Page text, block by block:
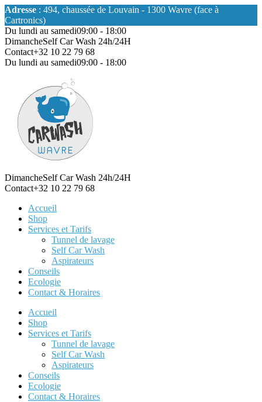
Adresse : 494, chaussée de Louvain - 1300 Wavre (face à
Cartronics)
Du lundi au samedi09:00 - 18:00
DimancheSelf Car Wash 24h/24H
Contact+32 10 22 79 68
Du lundi au samedi09:00 - 18:00
DimancheSelf Car Wash 24h/24H
Contact+32 10 22 79 68
Accueil
Shop
Services et Tarifs
Tunnel de lavage
Self Car Wash
Aspirateurs
Conseils
Ecologie
Contact & Horaires
Accueil
Shop
Services et Tarifs
Tunnel de lavage
Self Car Wash
Aspirateurs
Conseils
Ecologie
Contact & Horaires